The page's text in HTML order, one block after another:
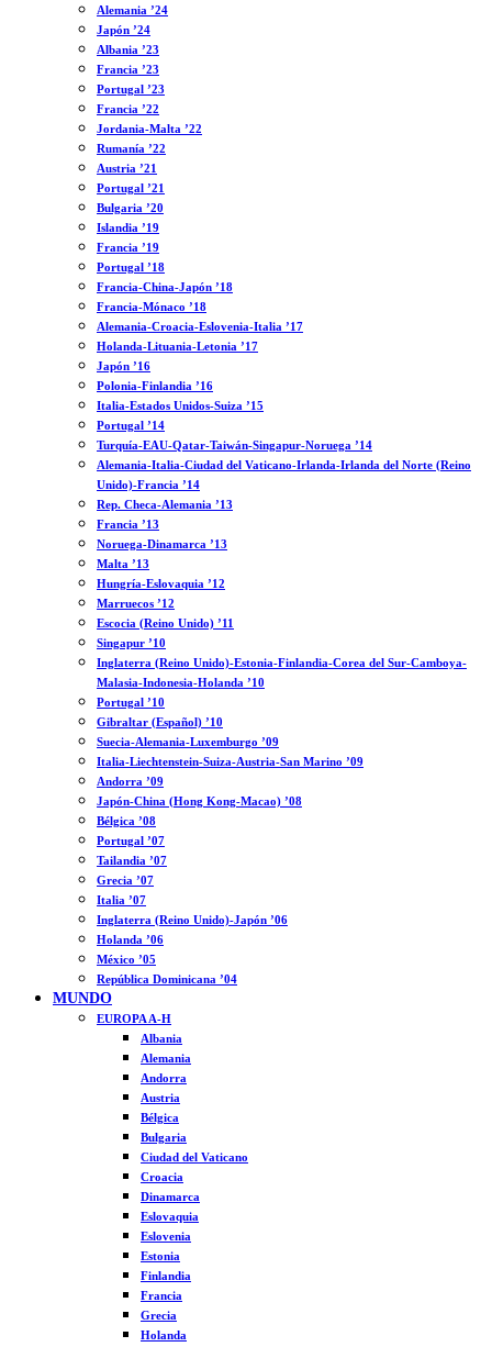
Alemania ’24
Japón ’24
Albania ’23
Francia ’23
Portugal ’23
Francia ’22
Jordania-Malta ’22
Rumanía ’22
Austria ’21
Portugal ’21
Bulgaria ’20
Islandia ’19
Francia ’19
Portugal ’18
Francia-China-Japón ’18
Francia-Mónaco ’18
Alemania-Croacia-Eslovenia-Italia ’17
Holanda-Lituania-Letonia ’17
Japón ’16
Polonia-Finlandia ’16
Italia-Estados Unidos-Suiza ’15
Portugal ’14
Turquía-EAU-Qatar-Taiwán-Singapur-Noruega ’14
Alemania-Italia-Ciudad del Vaticano-Irlanda-Irlanda del Norte (Reino
Unido)-Francia ’14
Rep. Checa-Alemania ’13
Francia ’13
Noruega-Dinamarca ’13
Malta ’13
Hungría-Eslovaquia ’12
Marruecos ’12
Escocia (Reino Unido) ’11
Singapur ’10
Inglaterra (Reino Unido)-Estonia-Finlandia-Corea del Sur-Camboya-
Malasia-Indonesia-Holanda ’10
Portugal ’10
Gibraltar (Español) ’10
Suecia-Alemania-Luxemburgo ’09
Italia-Liechtenstein-Suiza-Austria-San Marino ’09
Andorra ’09
Japón-China (Hong Kong-Macao) ’08
Bélgica ’08
Portugal ’07
Tailandia ’07
Grecia ’07
Italia ’07
Inglaterra (Reino Unido)-Japón ’06
Holanda ’06
México ’05
República Dominicana ’04
MUNDO
EUROPA A-H
Albania
Alemania
Andorra
Austria
Bélgica
Bulgaria
Ciudad del Vaticano
Croacia
Dinamarca
Eslovaquia
Eslovenia
Estonia
Finlandia
Francia
Grecia
Holanda